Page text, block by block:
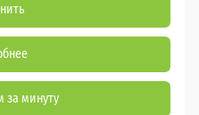
за минуту